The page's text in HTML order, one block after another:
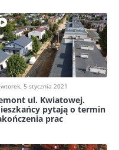
5 stycznia 2021
ul. Kwiatowej.
pytają o termin
prac